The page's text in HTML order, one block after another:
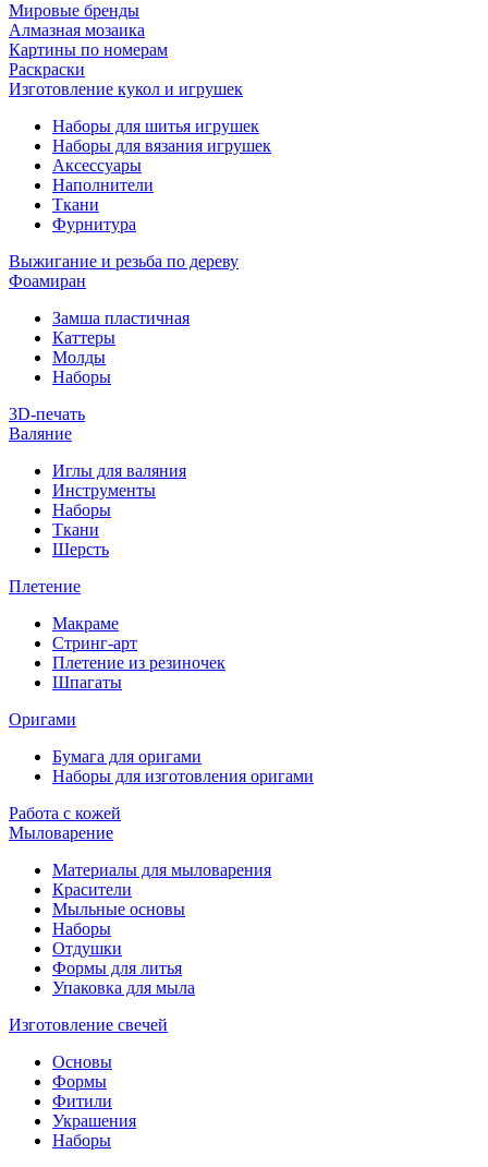
Мировые бренды
Алмазная мозаика
Картины по номерам
Раскраски
Изготовление кукол и игрушек
Наборы для шитья игрушек
Наборы для вязания игрушек
Аксессуары
Наполнители
Ткани
Фурнитура
Выжигание и резьба по дереву
Фоамиран
Замша пластичная
Каттеры
Молды
Наборы
3D-печать
Валяние
Иглы для валяния
Инструменты
Наборы
Ткани
Шерсть
Плетение
Макраме
Стринг-арт
Плетение из резиночек
Шпагаты
Оригами
Бумага для оригами
Наборы для изготовления оригами
Работа с кожей
Мыловарение
Материалы для мыловарения
Красители
Мыльные основы
Наборы
Отдушки
Формы для литья
Упаковка для мыла
Изготовление свечей
Основы
Формы
Фитили
Украшения
Наборы